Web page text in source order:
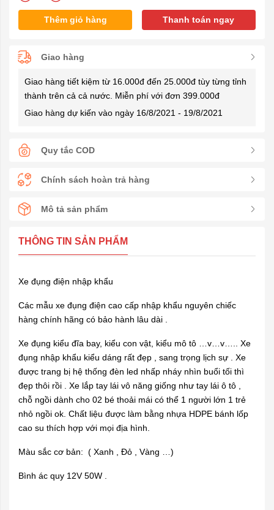
Thêm giỏ hàng Thanh toán ngay
Giao hàng
Giao hàng tiết kiệm từ 16.000đ đến 25.000đ tùy từng tỉnh
thành trên cả cả nước. Miễn phí với đơn 399.000đ
Giao hàng dự kiến vào ngày 16/8/2021 - 19/8/2021
Quy tắc COD
Chính sách hoàn trả hàng
Mô tả sản phẩm
THÔNG TIN SẢN PHẨM
Xe đụng điện nhập khẩu
Các mẫu xe đụng điện cao cấp nhập khẩu nguyên chiếc
hàng chính hãng có bảo hành lâu dài .
Xe đụng kiểu đĩa bay, kiểu con vật, kiểu mô tô …v…v….. Xe
đụng nhập khẩu kiểu dáng rất đẹp , sang trọng lịch sự . Xe
được trang bị hệ thống đèn led nhấp nháy nhìn buổi tối thì
đẹp thôi rồi . Xe lắp tay lái vô năng giống như tay lái ô tô ,
chỗ ngồi dành cho 02 bé thoải mái có thể 1 người lớn 1 trẻ
nhỏ ngồi ok. Chất liệu được làm bằng nhựa HDPE bánh lốp
cao su thích hợp với mọi địa hình.
Màu sắc cơ bản: ( Xanh , Đỏ , Vàng …)
Bình ác quy 12V 50W .